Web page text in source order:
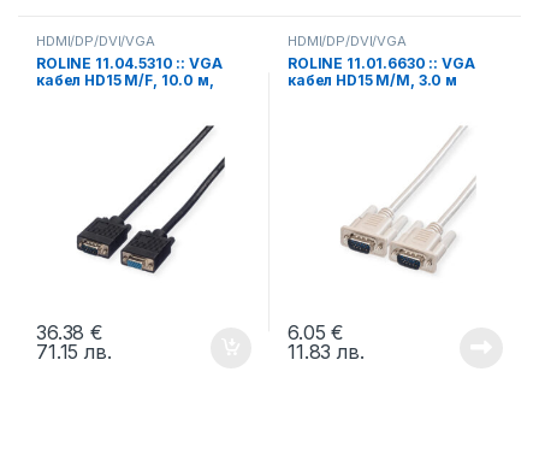
HDMI/DP/DVI/VGA
ROLINE 11.04.5310 :: VGA
кабел HD15 M/F, 10.0 м,
36.38€
71.15лв.
HDMI/DP/DVI/VGA
ROLINE 11.01.6630 :: VGA
кабел HD15 M/M, 3.0 м
6.05€
11.83лв.